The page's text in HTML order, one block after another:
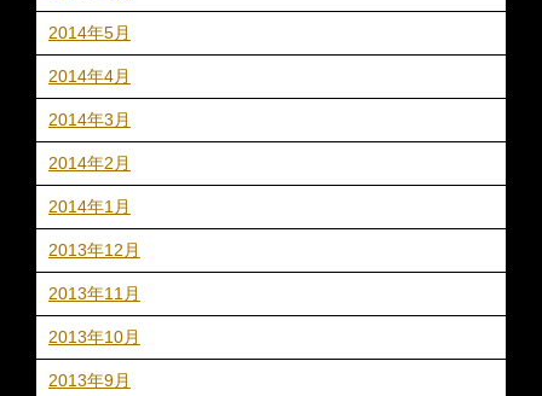
2014年5月
2014年4月
2014年3月
2014年2月
2014年1月
2013年12月
2013年11月
2013年10月
2013年9月